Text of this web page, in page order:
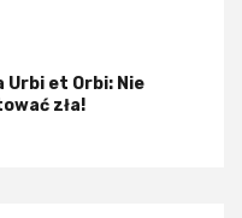
Urbi et Orbi: Nie
zła!